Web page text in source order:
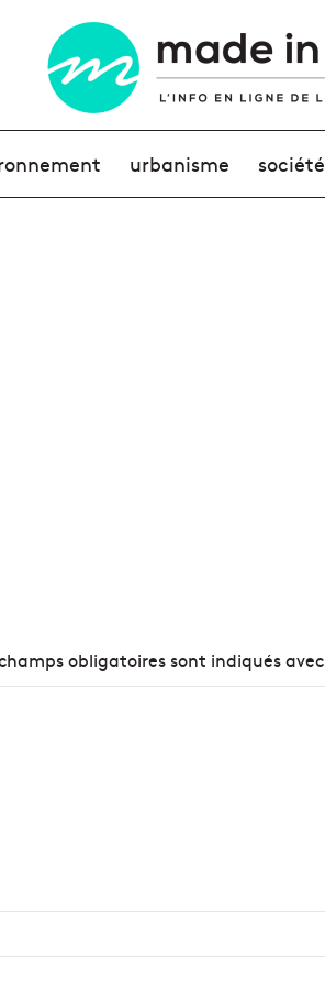
urbanisme société
obligatoires sont indiqués avec